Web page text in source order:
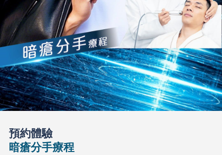
預約體驗
暗瘡分手療程